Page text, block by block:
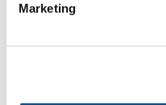
Marketing